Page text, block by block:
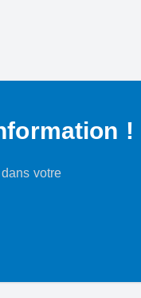
!
votre